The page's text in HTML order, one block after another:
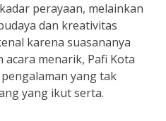
perayaan, melainkan
dan kreativitas
karena suasananya
menarik, Pafi Kota
yang tak
yang ikut serta.